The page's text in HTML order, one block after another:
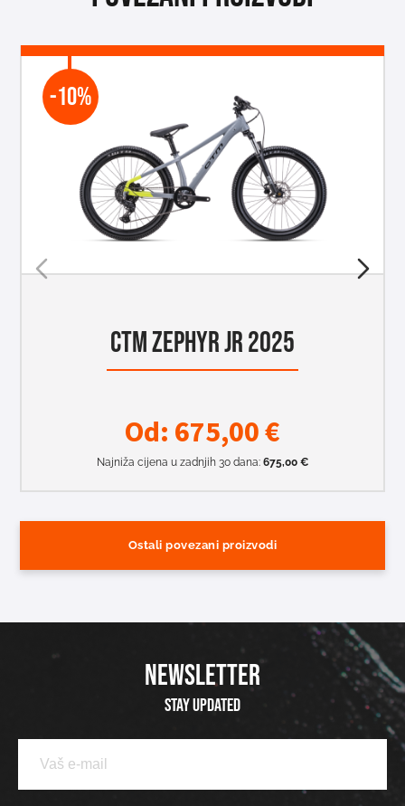
-10%
CTM ZEPHYR JR 2025
Od:675,00€
Najniža cijena u zadnjih 30 dana: 675,00 €
Ostali povezani proizvodi
NEWSLETTER
Stay updated